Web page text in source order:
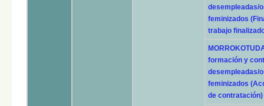
desempleadas/
feminizados
trabajo
formación y
desempleadas/
feminizados
de contratación)